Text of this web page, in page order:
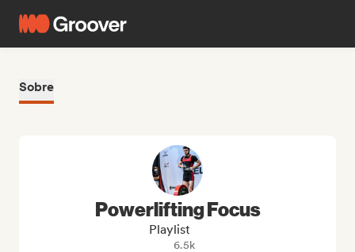
Sobre
Powerlifting Focus
Playlist
6.5k